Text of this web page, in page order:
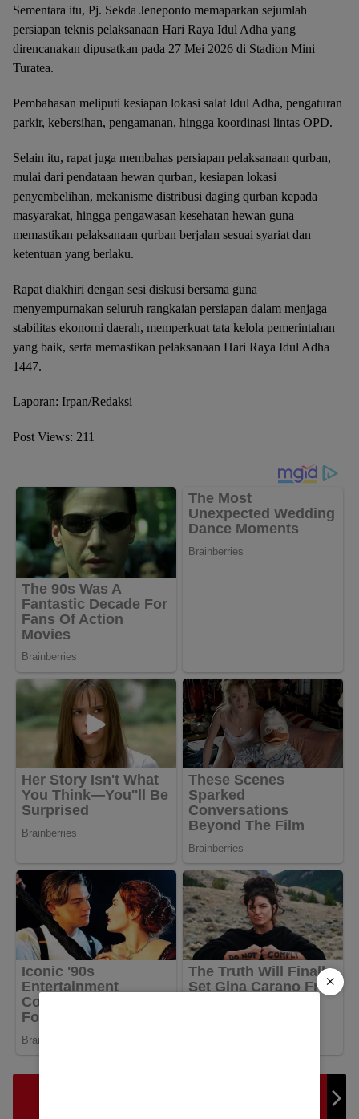
Sementara itu, Pj. Sekda Jeneponto memaparkan sejumlah
persiapan teknis pelaksanaan Hari Raya Idul Adha yang
direncanakan dipusatkan pada 27 Mei 2026 di Stadion Mini
Turatea.
Pembahasan meliputi kesiapan lokasi salat Idul Adha, pengaturan
parkir, kebersihan, pengamanan, hingga koordinasi lintas OPD.
Selain itu, rapat juga membahas persiapan pelaksanaan qurban,
mulai dari pendataan hewan qurban, kesiapan lokasi
penyembelihan, mekanisme distribusi daging qurban kepada
masyarakat, hingga pengawasan kesehatan hewan guna
memastikan pelaksanaan qurban berjalan sesuai syariat dan
ketentuan yang berlaku.
Rapat diakhiri dengan sesi diskusi bersama guna
menyempurnakan seluruh rangkaian persiapan dalam menjaga
stabilitas ekonomi daerah, memperkuat tata kelola pemerintahan
yang baik, serta memastikan pelaksanaan Hari Raya Idul Adha
1447.
Laporan: Irpan/Redaksi
Post Views: 211
×